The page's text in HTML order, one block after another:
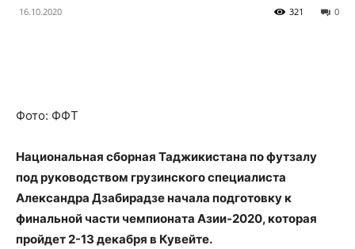
16.10.2020 0
321
Фото: ФФТ
Национальная сборная Таджикистана по футзалу
под руководством грузинского специалиста
Александра Дзабирадзе начала подготовку к
финальной части чемпионата Азии-2020, которая
пройдет 2-13 декабря в Кувейте.